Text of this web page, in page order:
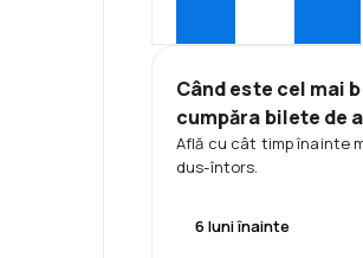
Când este cel mai
cumpăra bilete de
Află cu cât timp înainte
dus-întors.
6 luni înainte